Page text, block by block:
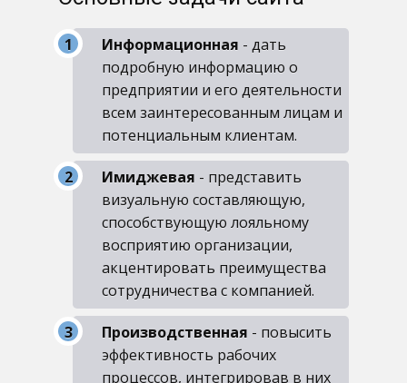
Информационная - дать
подробную информацию о
предприятии и его деятельности
всем заинтересованным лицам и
потенциальным клиентам.
Имиджевая - представить
визуальную составляющую,
способствующую лояльному
восприятию организации,
акцентировать преимущества
сотрудничества с компанией.
Производственная - повысить
эффективность рабочих
процессов, интегрировав в них